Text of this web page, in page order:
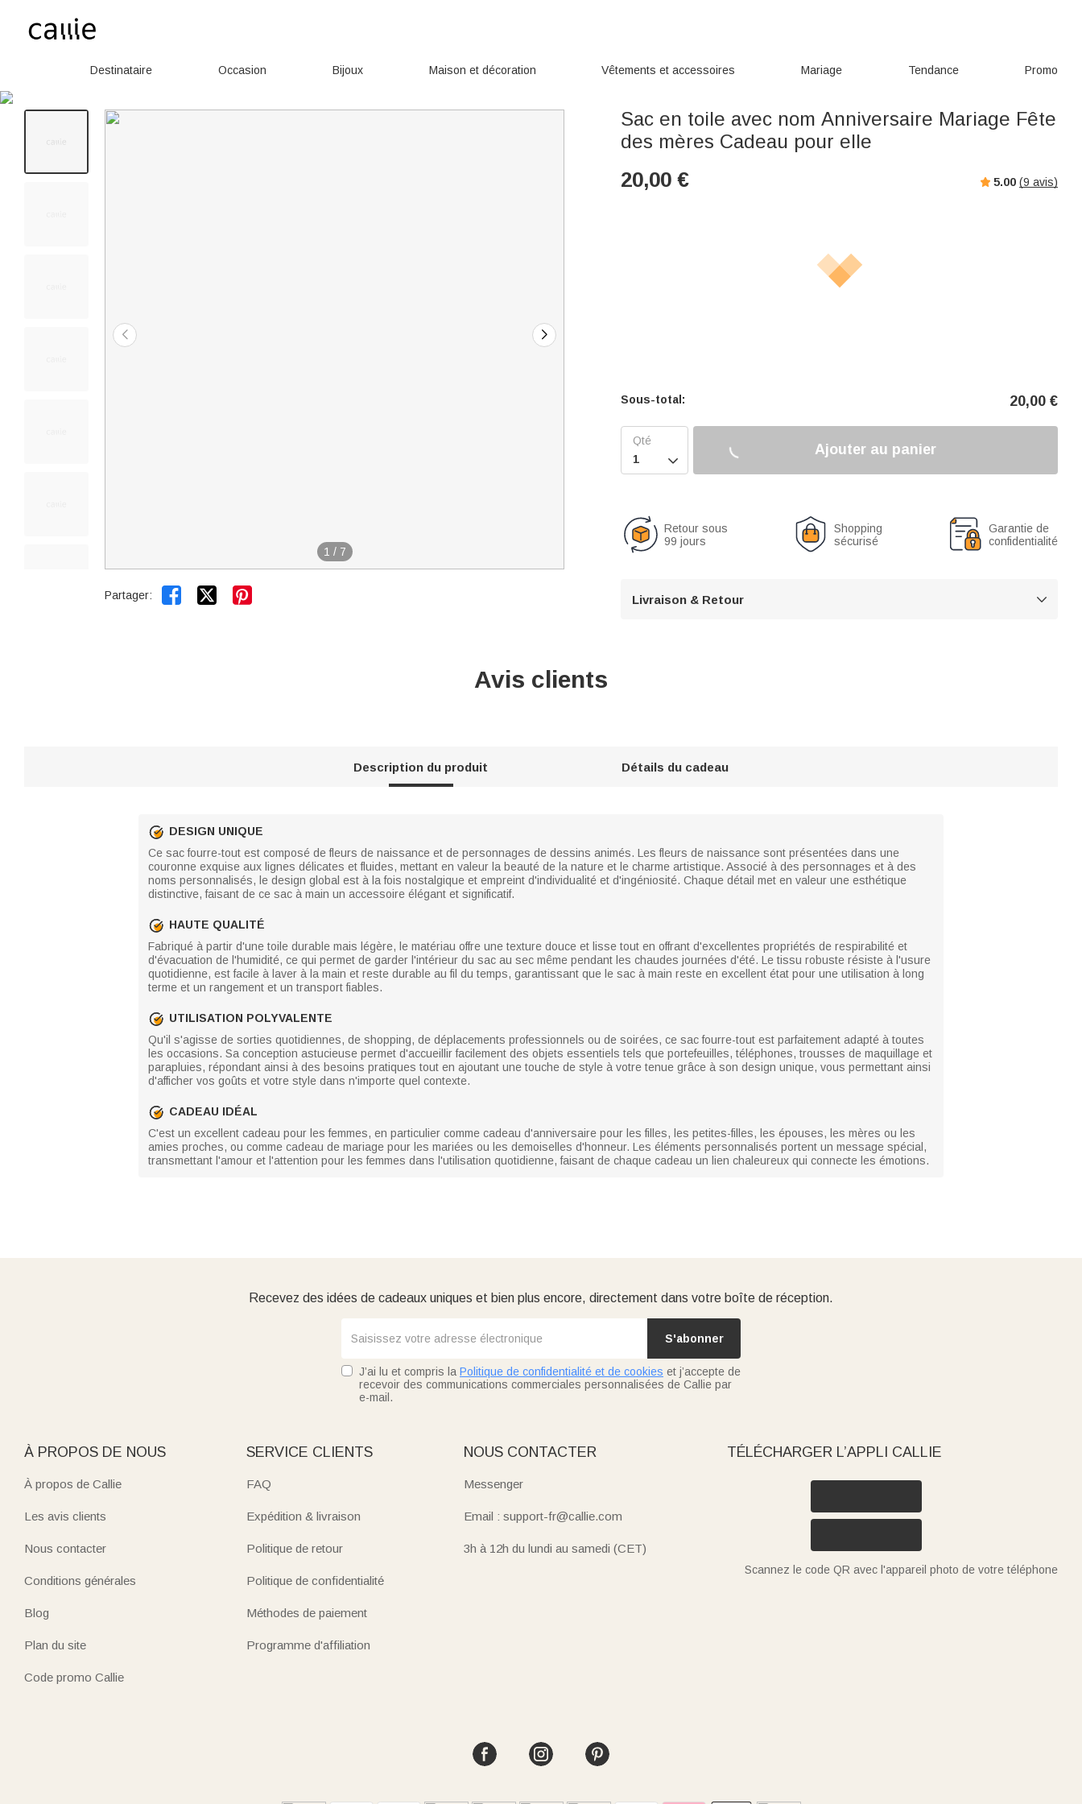
Destinataire Occasion Bijoux Maison et décoration Vêtements et accessoires Mariage Tendance Promo
1 / 7
Partager:  
Sac en toile avec nom Anniversaire Mariage Fête
des mères Cadeau pour elle
20,00 € 5.00 (9 avis)
Sous-total: 20,00 €

Ajouter au panier
Retour sous
99 jours
Shopping
sécurisé
Garantie de
confidentialité
Livraison & Retour 
Avis clients
Description du produit Détails du cadeau
DESIGN UNIQUE
Ce sac fourre-tout est composé de fleurs de naissance et de personnages de dessins animés. Les fleurs de naissance sont présentées dans une
couronne exquise aux lignes délicates et fluides, mettant en valeur la beauté de la nature et le charme artistique. Associé à des personnages et à des
noms personnalisés, le design global est à la fois nostalgique et empreint d'individualité et d'ingéniosité. Chaque détail met en valeur une esthétique
distinctive, faisant de ce sac à main un accessoire élégant et significatif.
HAUTE QUALITÉ
Fabriqué à partir d'une toile durable mais légère, le matériau offre une texture douce et lisse tout en offrant d'excellentes propriétés de respirabilité et
d'évacuation de l'humidité, ce qui permet de garder l'intérieur du sac au sec même pendant les chaudes journées d'été. Le tissu robuste résiste à l'usure
quotidienne, est facile à laver à la main et reste durable au fil du temps, garantissant que le sac à main reste en excellent état pour une utilisation à long
terme et un rangement et un transport fiables.
UTILISATION POLYVALENTE
Qu'il s'agisse de sorties quotidiennes, de shopping, de déplacements professionnels ou de soirées, ce sac fourre-tout est parfaitement adapté à toutes
les occasions. Sa conception astucieuse permet d'accueillir facilement des objets essentiels tels que portefeuilles, téléphones, trousses de maquillage et
parapluies, répondant ainsi à des besoins pratiques tout en ajoutant une touche de style à votre tenue grâce à son design unique, vous permettant ainsi
d'afficher vos goûts et votre style dans n'importe quel contexte.
CADEAU IDÉAL
C'est un excellent cadeau pour les femmes, en particulier comme cadeau d'anniversaire pour les filles, les petites-filles, les épouses, les mères ou les
amies proches, ou comme cadeau de mariage pour les mariées ou les demoiselles d'honneur. Les éléments personnalisés portent un message spécial,
transmettant l'amour et l'attention pour les femmes dans l'utilisation quotidienne, faisant de chaque cadeau un lien chaleureux qui connecte les émotions.
Recevez des idées de cadeaux uniques et bien plus encore, directement dans votre boîte de réception.
S'abonner
J’ai lu et compris la Politique de confidentialité et de cookies et j’accepte de
recevoir des communications commerciales personnalisées de Callie par
e-mail.
À PROPOS DE NOUS
À propos de Callie
Les avis clients
Nous contacter
Conditions générales
Blog
Plan du site
Code promo Callie
SERVICE CLIENTS
FAQ
Expédition & livraison
Politique de retour
Politique de confidentialité
Méthodes de paiement
Programme d'affiliation
NOUS CONTACTER
Messenger
Email : support-fr@callie.com
3h à 12h du lundi au samedi (CET)
TÉLÉCHARGER L’APPLI CALLIE
Scannez le code QR avec l'appareil photo de votre téléphone